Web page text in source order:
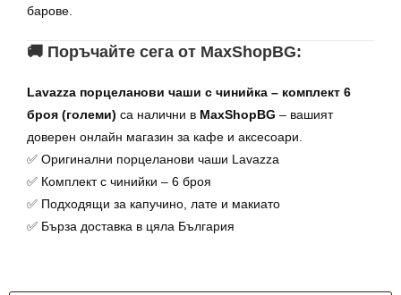
барове.
🚚 Поръчайте сега от MaxShopBG:
Lavazza порцеланови чаши с чинийка – комплект 6
броя (големи) са налични в MaxShopBG – вашият
доверен онлайн магазин за кафе и аксесоари.
✅ Оригинални порцеланови чаши Lavazza
✅ Комплект с чинийки – 6 броя
✅ Подходящи за капучино, лате и макиато
✅ Бърза доставка в цяла България